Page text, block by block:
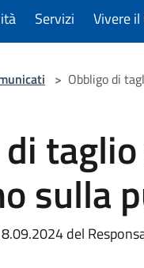
Servizi Vivere
> Obbligo di
sulla
del